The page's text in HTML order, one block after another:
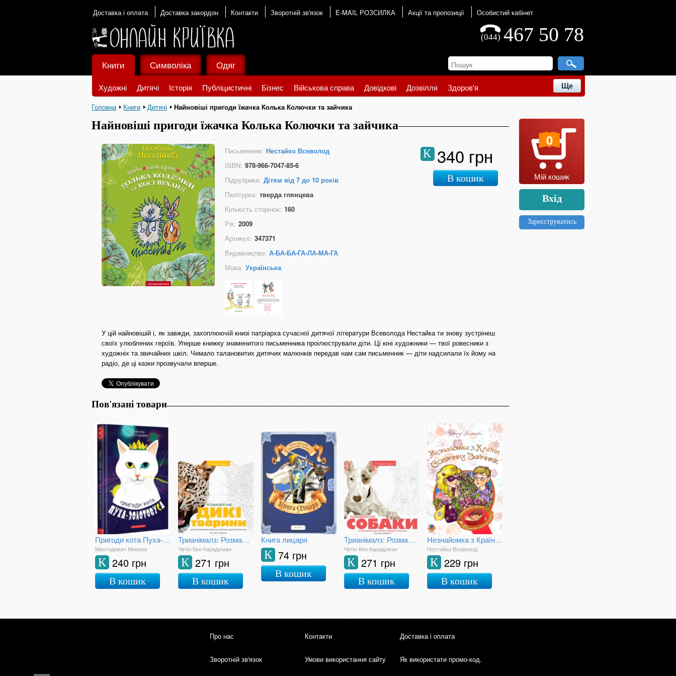
Доставка і оплата Доставка закордон Контакти Зворотній зв'язок E-MAIL РОЗСИЛКА Акції та пропозиції Особистий кабінет
467 50 78
(044)
Книги
Художні Дитячі Історія Публіцистичні Бізнес Військова справа Довідкові Дозвілля Здоров'я Ще
Символіка Одяг
Головна Книги Дитячі Найновіші пригоди їжачка Колька Колючки та зайчика
Найновіші пригоди їжачка Колька Колючки та зайчика
Письменник: Нестайко Всеволод
ISBN: 978-966-7047-85-6
Підрубрика: Дітям від 7 до 10 років
Палітурка: тверда глянцева
Кількість сторінок: 160
Рік: 2009
Артикул: 347371
Видавництво: А-БА-БА-ГА-ЛА-МА-ГА
Мова: Українська
340 грн
К
В кошик
У цій найновішій і, як завжди, захоплюючій книзі патріарха сучасної дитячої літератури Всеволода Нестайка ти знову зустрінеш
своїх улюблених героїв. Уперше книжку знаменитого письменника проілюстрували діти. Ці юні художники — твої ровесники з
художніх та звичайних шкіл. Чимало талановитих дитячих малюнків передав нам сам письменник — діти надсилали їх йому на
радіо, де ці казки прозвучали вперше.
Пов'язані товари
Пригоди кота Пуха-Золотовуса
Михтодович Микола
240 грн
К
В кошик
Трианімалз: Розмалюй нас. Дикі тварини
Четін Кен Карадуман
271 грн
К
В кошик
Книга лицаря
74 грн
К
В кошик
Трианімалз: Розмалюй нас. Собаки
Четін Кен Карадуман
271 грн
К
В кошик
Незнайомка з Країни Сонячних Зайчиків
Нестайко Всеволод
229 грн
К
В кошик
0
Мій кошик
Вхід
Зареєструватись
Про нас Контакти Доставка і оплата
Зворотній зв'язок Умови використання сайту Як використати промо-код.